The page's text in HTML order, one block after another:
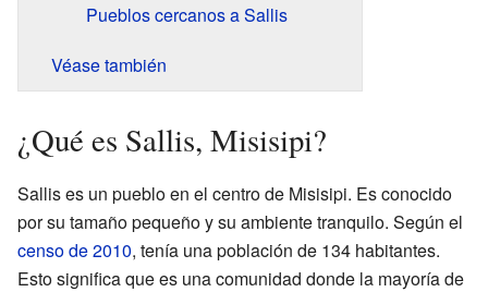
Pueblos cercanos a Sallis
Véase también
¿Qué es Sallis, Misisipi?
Sallis es un pueblo en el centro de Misisipi. Es conocido
por su tamaño pequeño y su ambiente tranquilo. Según el
censo de 2010, tenía una población de 134 habitantes.
Esto significa que es una comunidad donde la mayoría de